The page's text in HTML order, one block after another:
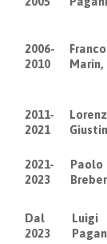
2006-
2010
Franco
Marin,
2011-
2021
2021-
2023
Paolo
Breber
Dal
2023